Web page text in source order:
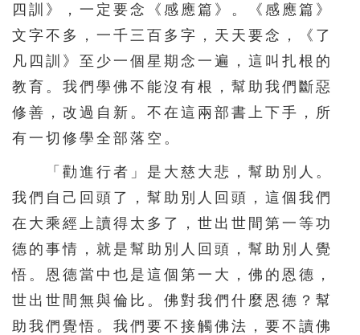
四訓》，一定要念《感應篇》。《感應篇》
文字不多，一千三百多字，天天要念，《了
凡四訓》至少一個星期念一遍，這叫扎根的
教育。我們學佛不能沒有根，幫助我們斷惡
修善，改過自新。不在這兩部書上下手，所
有一切修學全部落空。
「勸進行者」是大慈大悲，幫助別人。
我們自己回頭了，幫助別人回頭，這個我們
在大乘經上讀得太多了，世出世間第一等功
德的事情，就是幫助別人回頭，幫助別人覺
悟。恩德當中也是這個第一大，佛的恩德，
世出世間無與倫比。佛對我們什麼恩德？幫
助我們覺悟。我們要不接觸佛法，要不讀佛